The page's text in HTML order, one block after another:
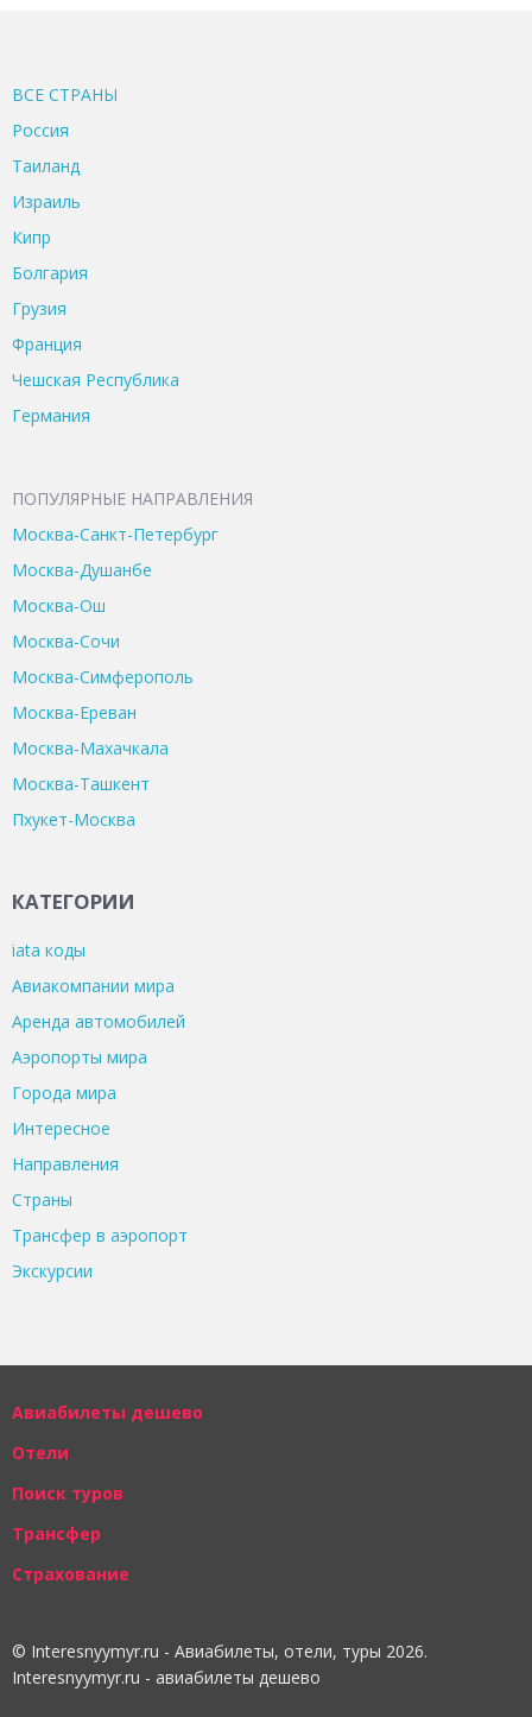
ВСЕ CТРАНЫ
Россия
Таиланд
Израиль
Кипр
Болгария
Грузия
Франция
Чешская Республика
Германия
ПОПУЛЯРНЫЕ НАПРАВЛЕНИЯ
Москва-Санкт-Петербург
Москва-Душанбе
Москва-Ош
Москва-Сочи
Москва-Симферополь
Москва-Ереван
Москва-Махачкала
Москва-Ташкент
Пхукет-Москва
КАТЕГОРИИ
iata коды
Авиакомпании мира
Аренда автомобилей
Аэропорты мира
Города мира
Интересное
Направления
Страны
Трансфер в аэропорт
Экскурсии
Авиабилеты дешево
Отели
Поиск туров
Трансфер
Страхование
© Interesnyymyr.ru - Авиабилеты, отели, туры 2026.
Interesnyymyr.ru - авиабилеты дешево